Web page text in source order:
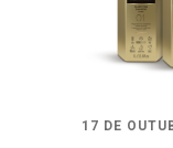
17 DE